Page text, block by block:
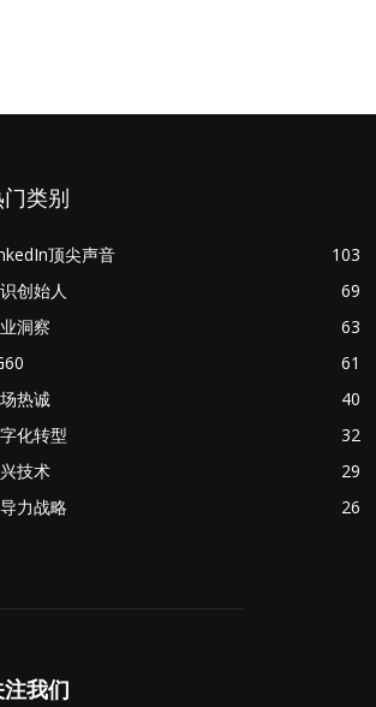
门类别
顶尖声音
103
创始人
69
洞察
63
61
热诚
40
化转型
32
技术
29
力战略
26
注我们